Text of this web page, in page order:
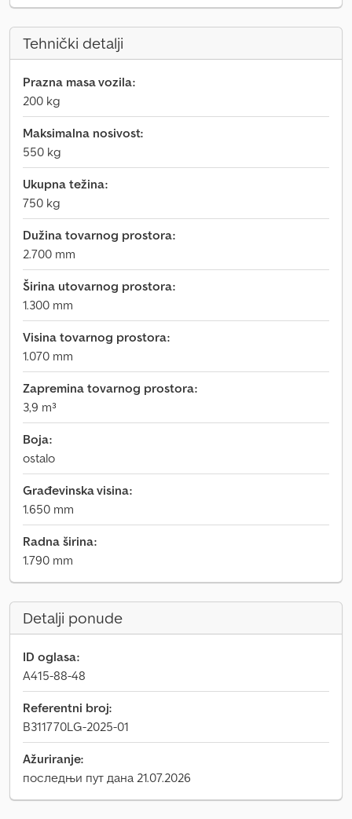
Tehnički detalji
Prazna masa vozila:
200 kg
Maksimalna nosivost:
550 kg
Ukupna težina:
750 kg
Dužina tovarnog prostora:
2.700 mm
Širina utovarnog prostora:
1.300 mm
Visina tovarnog prostora:
1.070 mm
Zapremina tovarnog prostora:
3,9 m³
Boja:
ostalo
Građevinska visina:
1.650 mm
Radna širina:
1.790 mm
Detalji ponude
ID oglasa:
A415-88-48
Referentni broj:
B311770LG-2025-01
Ažuriranje:
последњи пут дана 21.07.2026